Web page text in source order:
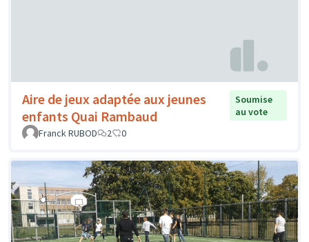
Aire de jeux adaptée aux jeunes
enfants Quai Rambaud
Soumise
au vote
Franck RUBOD
2 0